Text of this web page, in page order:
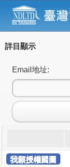
詳目顯示
Email地址:
我願授權國圖